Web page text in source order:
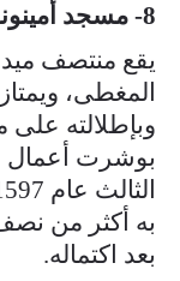
8- مسجد أمينونو الجديد (Yeni Cami)
يقع منتصف
المغطى،
وبإطلالته
بوشرت أعمال
بعد اكتماله.